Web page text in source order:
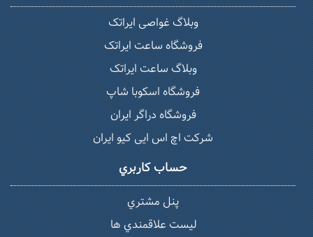
وبلاگ غواصی ایراتک
فروشگاه ساعت ایراتک
وبلاگ ساعت ایراتک
فروشگاه اسکوبا شاپ
فروشگاه دراگر ایران
شرکت اچ اس ایی کیو ایران
حساب كاربري
پنل مشتري
ليست علاقمندي ها